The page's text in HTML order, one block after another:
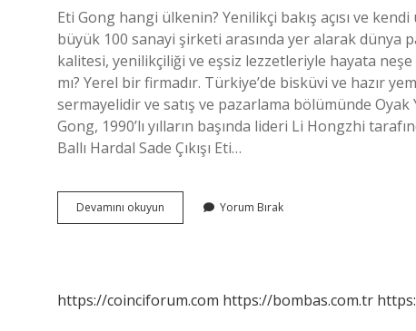
Eti Gong hangi ülkenin? Yenilikçi bakış açısı ve
büyük 100 sanayi şirketi arasında yer alarak dünya
kalitesi, yenilikçiliği ve eşsiz lezzetleriyle hayata
mı? Yerel bir firmadır. Türkiye’de bisküvi ve hazır
sermayelidir ve satış ve pazarlama bölümünde Oyak
Gong, 1990’lı yılların başında lideri Li Hongzhi
Ballı Hardal Sade Çıkışı Eti…
Devamını okuyun
Gong
Yorum Bırak
https://coinciforum.com https://bombas.com.tr